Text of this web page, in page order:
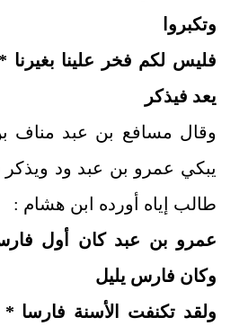
وتكبروا
فليس لكم فخر علينا
يعد فيذكر
وقال مسافع بن عبد مناف
يبكي عمرو بن عبد ود
طالب إياه أورده ابن هشام :
عمرو بن عبد كان أول
وكان فارس يليل
ولقد تكنفت الأسنة فارسا